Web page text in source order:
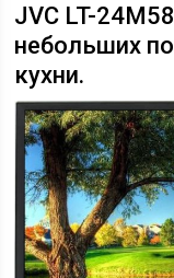
JVC LT-
небольших
кухни.